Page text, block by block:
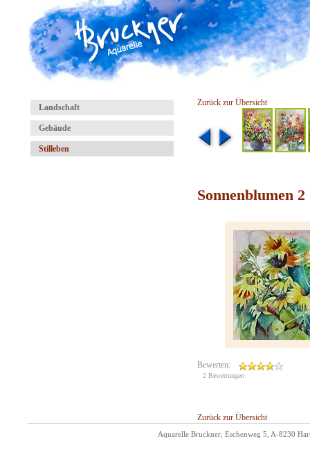
Landschaft
Gebäude
Stilleben
Zurück zur Übersicht
Sonnenblumen 2
Bewerten:
2 Bewertungen
Zurück zur Übersicht
Aquarelle Bruckner, Eschenweg 5, A-8230